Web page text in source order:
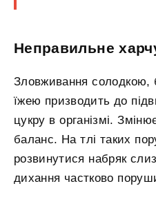
Неправильне
Зловживання
їжею призводить до
цукру в організмі.
баланс. На тлі таких
розвинутися набряк
дихання частково